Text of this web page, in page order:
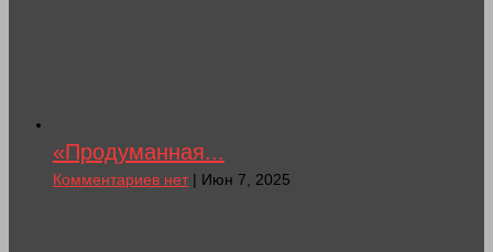
«Продуманная...
Комментариев нет| Июн 7, 2025